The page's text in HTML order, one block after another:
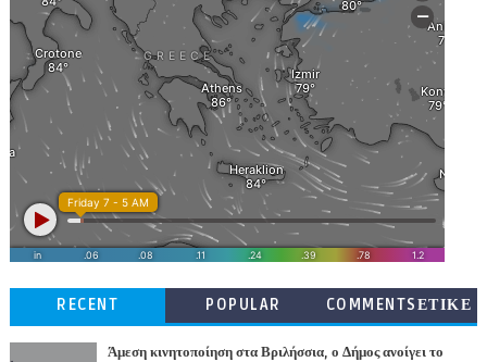
RECENT POPULAR
COMMENTSΕΤΙΚΕ
Άμεση κινητοποίηση στα Βριλήσσια, ο Δήμος ανοίγει το